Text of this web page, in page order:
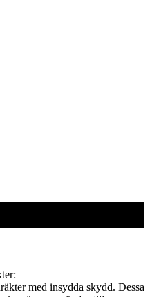
med insydda skydd. Dessa